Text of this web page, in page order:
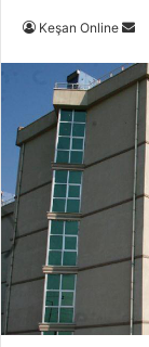
Keşan Online
Bir